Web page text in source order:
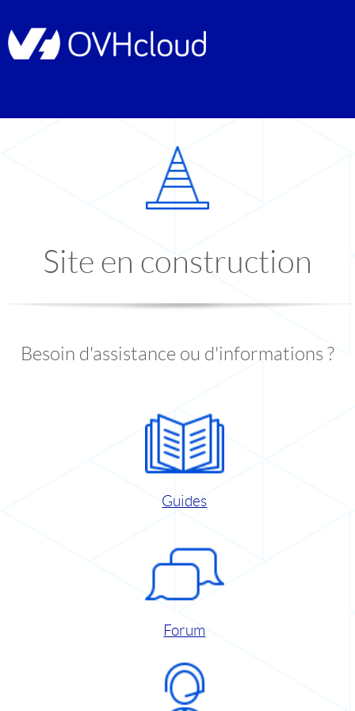
Site en construction
Besoin d'assistance ou d'informations ?
Guides
Forum